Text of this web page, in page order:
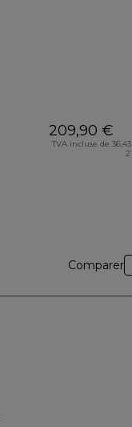
209,90 €
TVA incluse de
Comparer